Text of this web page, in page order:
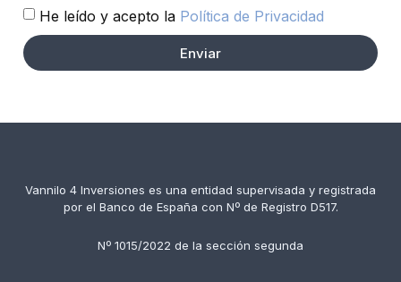
He leído y acepto la Política de Privacidad
Enviar
Vannilo 4 Inversiones es una entidad supervisada y registrada
por el Banco de España con Nº de Registro D517.
Nº 1015/2022 de la sección segunda